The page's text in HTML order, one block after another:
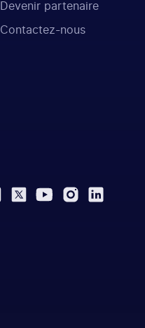
Devenir partenaire
Contactez-nous